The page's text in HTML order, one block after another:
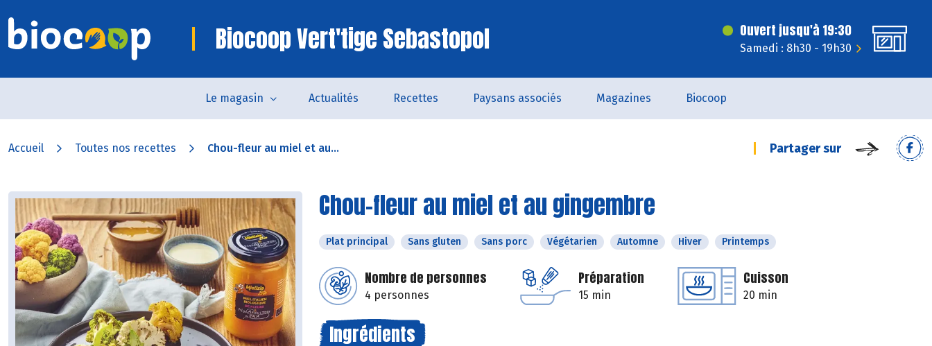
Biocoop Vert'tige Sebastopol Ouvert jusqu'à 19:30
Samedi : 8h30 - 19h30
Le magasin Actualités Recettes Paysans associés Magazines Biocoop
Accueil Toutes nos recettes Chou-fleur au miel et au... Partager sur
Chou-fleur au miel et au gingembre
Plat principal Sans gluten Sans porc Végétarien Automne Hiver Printemps
Nombre de personnes
4 personnes
Préparation
15 min
Cuisson
20 min
Ingrédients